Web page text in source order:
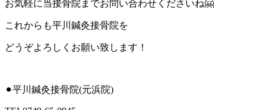
お気軽に当接骨院までお問い合わせくださいね🤗
これからも平川鍼灸接骨院を
どうぞよろしくお願い致します！
⚫︎平川鍼灸接骨院(元浜院)